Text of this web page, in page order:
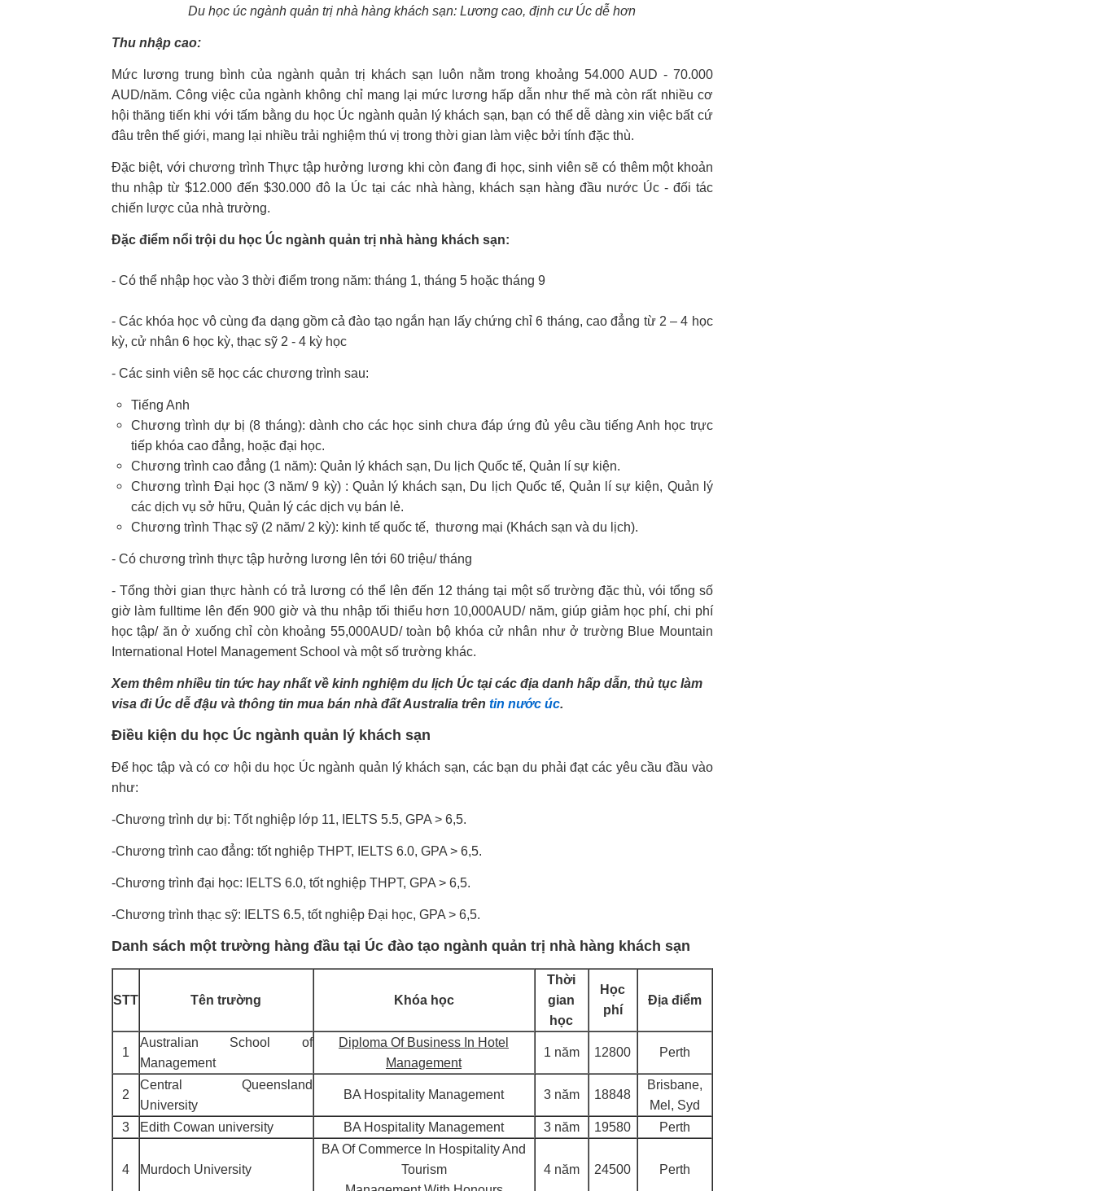
Du học úc ngành quản trị nhà hàng khách sạn: Lương cao, định cư Úc dễ hơn
Thu nhập cao:
Mức lương trung bình của ngành quản trị khách sạn luôn nằm trong khoảng 54.000 AUD - 70.000
AUD/năm. Công việc của ngành không chỉ mang lại mức lương hấp dẫn như thế mà còn rất nhiều cơ
hội thăng tiến khi với tấm bằng du học Úc ngành quản lý khách sạn, bạn có thể dễ dàng xin việc bất cứ
đâu trên thế giới, mang lại nhiều trải nghiệm thú vị trong thời gian làm việc bởi tính đặc thù.
Đặc biệt, với chương trình Thực tập hưởng lương khi còn đang đi học, sinh viên sẽ có thêm một khoản
thu nhập từ $12.000 đến $30.000 đô la Úc tại các nhà hàng, khách sạn hàng đầu nước Úc - đối tác
chiến lược của nhà trường.
Đặc điểm nổi trội du học Úc ngành quản trị nhà hàng khách sạn:
- Có thể nhập học vào 3 thời điểm trong năm: tháng 1, tháng 5 hoặc tháng 9
- Các khóa học vô cùng đa dạng gồm cả đào tạo ngắn hạn lấy chứng chỉ 6 tháng, cao đẳng từ 2 – 4 học
kỳ, cử nhân 6 học kỳ, thạc sỹ 2 - 4 kỳ học
- Các sinh viên sẽ học các chương trình sau:
Tiếng Anh
Chương trình dự bị (8 tháng): dành cho các học sinh chưa đáp ứng đủ yêu cầu tiếng Anh học trực
tiếp khóa cao đẳng, hoặc đại học.
Chương trình cao đẳng (1 năm): Quản lý khách sạn, Du lịch Quốc tế, Quản lí sự kiện.
Chương trình Đại học (3 năm/ 9 kỳ) : Quản lý khách sạn, Du lịch Quốc tế, Quản lí sự kiện, Quản lý
các dịch vụ sở hữu, Quản lý các dịch vụ bán lẻ.
Chương trình Thạc sỹ (2 năm/ 2 kỳ): kinh tế quốc tế, thương mại (Khách sạn và du lịch).
- Có chương trình thực tập hưởng lương lên tới 60 triệu/ tháng
- Tổng thời gian thực hành có trả lương có thể lên đến 12 tháng tại một số trường đặc thù, vói tổng số
giờ làm fulltime lên đến 900 giờ và thu nhập tối thiểu hơn 10,000AUD/ năm, giúp giảm học phí, chi phí
học tập/ ăn ở xuống chỉ còn khoảng 55,000AUD/ toàn bộ khóa cử nhân như ở trường Blue Mountain
International Hotel Management School và một số trường khác.
Xem thêm nhiều tin tức hay nhất về kinh nghiệm du lịch Úc tại các địa danh hấp dẫn, thủ tục làm
visa đi Úc dễ đậu và thông tin mua bán nhà đất Australia trên tin nước úc.
Điều kiện du học Úc ngành quản lý khách sạn
Để học tập và có cơ hội du học Úc ngành quản lý khách sạn, các bạn du phải đạt các yêu cầu đầu vào
như:
-Chương trình dự bị: Tốt nghiệp lớp 11, IELTS 5.5, GPA > 6,5.
-Chương trình cao đẳng: tốt nghiệp THPT, IELTS 6.0, GPA > 6,5.
-Chương trình đại học: IELTS 6.0, tốt nghiệp THPT, GPA > 6,5.
-Chương trình thạc sỹ: IELTS 6.5, tốt nghiệp Đại học, GPA > 6,5.
Danh sách một trường hàng đầu tại Úc đào tạo ngành quản trị nhà hàng khách sạn
STT Tên trường Khóa học
Thời
gian
học
Học
phí
Địa điểm
1
Australian School of
Management
Diploma Of Business In Hotel
Management
1 năm 12800 Perth
2
Central Queensland
University
BA Hospitality Management 3 năm 18848
Brisbane,
Mel, Syd
3
Edith Cowan university BA Hospitality Management 3 năm 19580 Perth
4 Murdoch University
BA Of Commerce In Hospitality And
Tourism
4 năm 24500 Perth